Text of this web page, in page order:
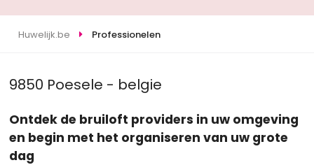
Huwelijk.be Professionelen
9850 Poesele - belgie
Ontdek de bruiloft providers in uw omgeving
en begin met het organiseren van uw grote
dag